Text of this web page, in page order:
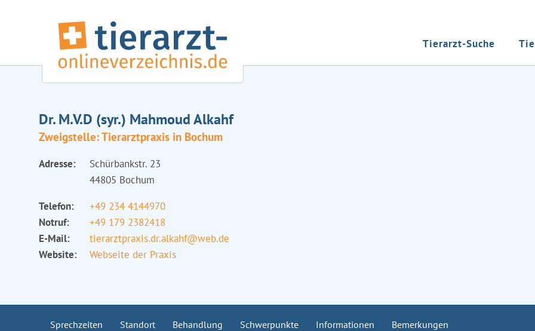
Tierarzt-Suche
Dr. M.V.D (syr.) Mahmoud Alkahf
Zweigstelle: Tierarztpraxis in Bochum
Adresse:
Schürbankstr. 23
44805 Bochum
Telefon:
+49 234 4144970
Notruf:
+49 179 2382418
E-Mail:
tierarztpraxis.dr.alkahf@web.de
Website:
Webseite der Praxis
Sprechzeiten Standort Behandlung Schwerpunkte Informationen Bemerkungen